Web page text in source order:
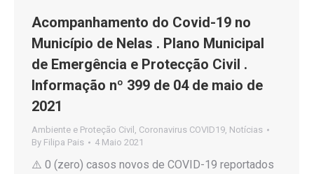
Acompanhamento do Covid-19 no
Município de Nelas . Plano Municipal
de Emergência e Protecção Civil .
Informação nº 399 de 04 de maio de
2021
Ambiente e Proteção Civil Coronavirus COVID19 Notícias
By Filipa Pais 4 Maio 2021
⚠️ 0 (zero) casos novos de COVID-19 reportados